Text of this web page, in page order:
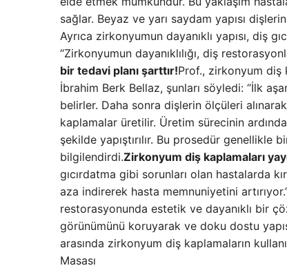
sağlar. Beyaz ve yarı saydam yapısı
Ayrıca zirkonyumun dayanıklı yapısı, diş
“Zirkonyumun dayanıklılığı, diş
bir tedavi planı şarttır!Prof., zirkonyum diş
İbrahim Berk Bellaz, şunları söyledi: “İlk
belirler. Daha sonra dişlerin ölçüleri
kaplamalar üretilir. Üretim sürecinin
şekilde yapıştırılır. Bu prosedür
bilgilendirdi.Zirkonyum diş kaplamaları
gıcırdatma gibi sorunları olan hastalarda
aza indirerek hasta memnuniyetini
restorasyonunda estetik ve dayanıklı bir
görünümünü koruyarak ve doku dostu
arasında zirkonyum diş kaplamaların
Masası